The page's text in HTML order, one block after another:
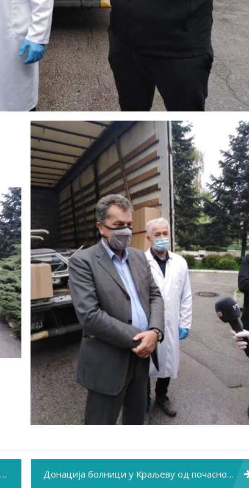
Донација болници у Краљеву од почасног конзула Србије у Турској